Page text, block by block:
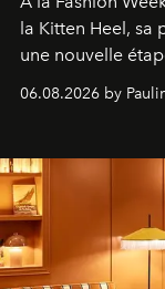
la Kitten Heel,
une nouvelle
06.08.2026 by